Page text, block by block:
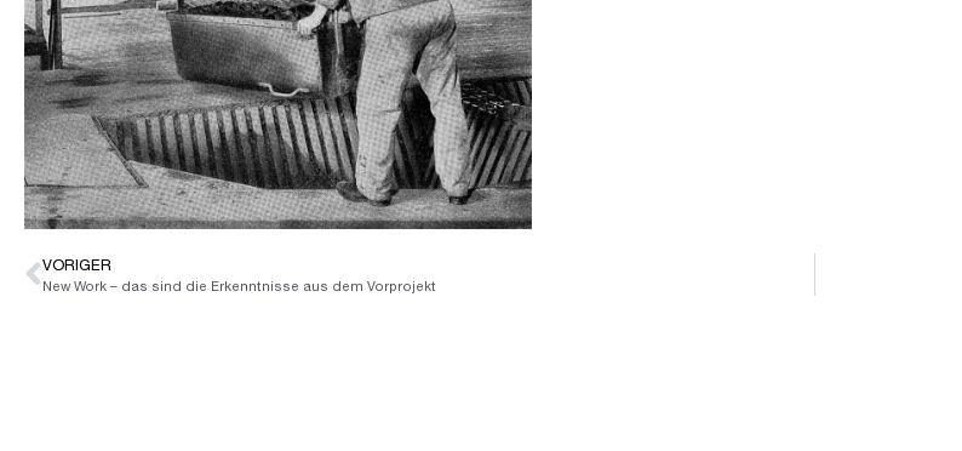
VORIGER
New Work – das sind die Erkenntnisse aus dem Vorprojekt